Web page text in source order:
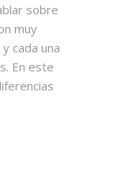
sobre
muy
cada una
En este